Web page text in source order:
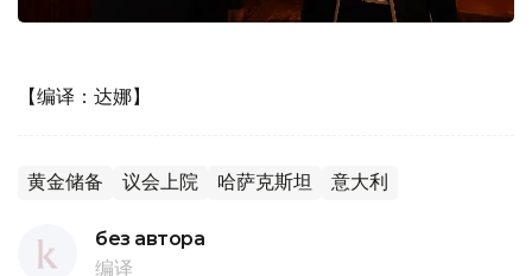
【编译：达娜】
黄金储备 议会上院 哈萨克斯坦 意大利
без автора
编译